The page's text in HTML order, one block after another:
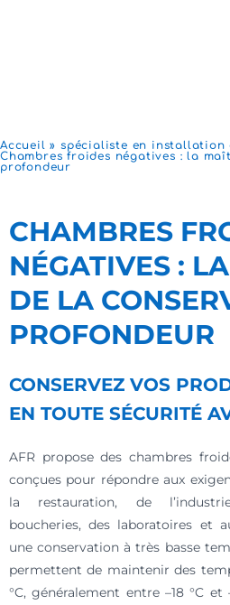
Accueil »spécialiste en installation
Chambres froides négatives : la
profondeur
CHAMBRES
NÉGATIVES :
DE LA
PROFONDEUR
CONSERVEZ VOS
EN TOUTE SÉCURITÉ
AFR propose des chambres
conçues pour répondre aux
la restauration, de
boucheries, des laboratoires et
une conservation à très basse
permettent de maintenir des
°C, généralement entre –18 °C